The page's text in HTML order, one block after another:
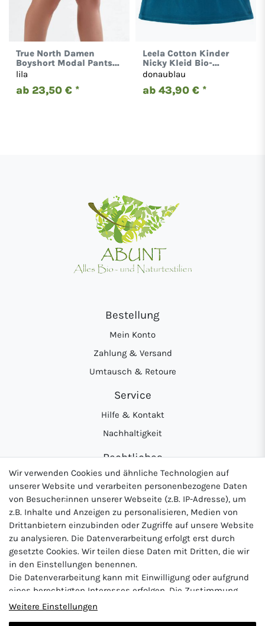
True North Damen
Boyshort Modal Pants
Panty Unterhose 1400
lila
ab 23,50 € *
Leela Cotton Kinder
Nicky Kleid Bio-
Baumwolle Mädchen
donaublau
ab 43,90 € *
Bestellung
Mein Konto
Zahlung & Versand
Umtausch & Retoure
Service
Hilfe & Kontakt
Nachhaltigkeit
Rechtliches
AGB
Datenschutzerklärung
Widerrufsrecht
Impressum
Logo von DHL für Paketversand
Logo von Zahlung per
Wir verwenden Cookies und ähnliche Technologien auf
unserer Website und verarbeiten personenbezogene Daten
von Besucher:innen unserer Webseite (z.B. IP-Adresse), um
z.B. Inhalte und Anzeigen zu personalisieren, Medien von
Drittanbietern einzubinden oder Zugriffe auf unsere Website
zu analysieren. Die Datenverarbeitung erfolgt erst durch
gesetzte Cookies. Wir teilen diese Daten mit Dritten, die wir
in den Einstellungen benennen.
Die Datenverarbeitung kann mit Einwilligung oder aufgrund
eines berechtigten Interesses erfolgen. Die Zustimmung
kann erteilt oder abgelehnt werden. Es besteht das Recht,
Weitere Einstellungen